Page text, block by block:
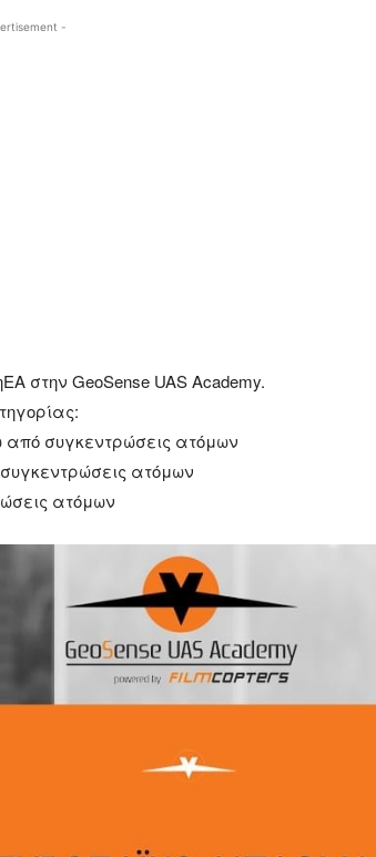
-
στην GeoSense UAS Academy.
συγκεντρώσεις ατόμων
ατόμων
ατόμων